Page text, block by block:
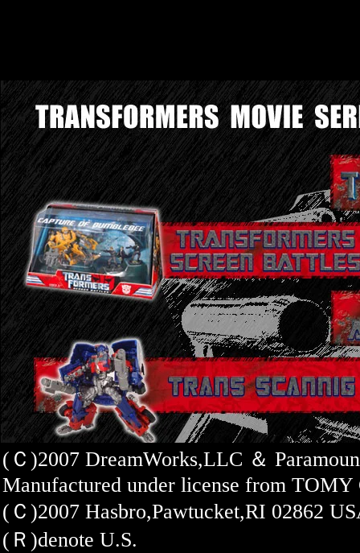
(Ｃ)2007 DreamWorks,LLC ＆
Manufactured under license from TOMY
(Ｃ)2007 Hasbro,Pawtucket,RI 02862
(Ｒ)denote U.S.